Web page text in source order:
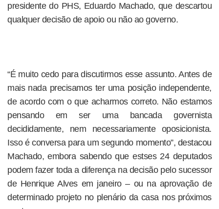
presidente do PHS, Eduardo Machado, que descartou
qualquer decisão de apoio ou não ao governo.
“É muito cedo para discutirmos esse assunto. Antes de
mais nada precisamos ter uma posição independente,
de acordo com o que acharmos correto. Não estamos
pensando em ser uma bancada governista
decididamente, nem necessariamente oposicionista.
Isso é conversa para um segundo momento”, destacou
Machado, embora sabendo que estses 24 deputados
podem fazer toda a diferença na decisão pelo sucessor
de Henrique Alves em janeiro – ou na aprovação de
determinado projeto no plenário da casa nos próximos